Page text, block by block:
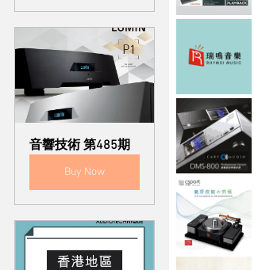
音響技術 第485期
Buy Now